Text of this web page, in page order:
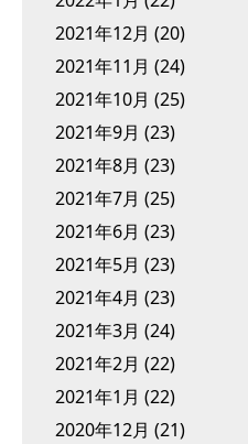
2021年12月 (20)
2021年11月 (24)
2021年10月 (25)
2021年9月 (23)
2021年8月 (23)
2021年7月 (25)
2021年6月 (23)
2021年5月 (23)
2021年4月 (23)
2021年3月 (24)
2021年2月 (22)
2021年1月 (22)
2020年12月 (21)